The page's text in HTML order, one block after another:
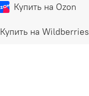
Купить на Ozon
Купить на Wildberries